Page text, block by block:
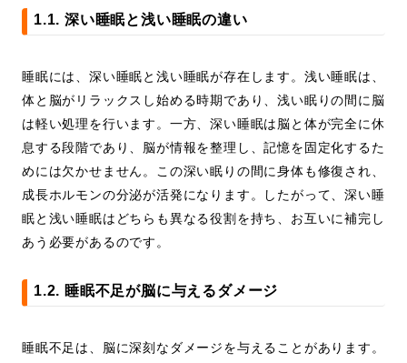
1.1. 深い睡眠と浅い睡眠の違い
睡眠には、深い睡眠と浅い睡眠が存在します。浅い睡眠は、
体と脳がリラックスし始める時期であり、浅い眠りの間に脳
は軽い処理を行います。一方、深い睡眠は脳と体が完全に休
息する段階であり、脳が情報を整理し、記憶を固定化するた
めには欠かせません。この深い眠りの間に身体も修復され、
成長ホルモンの分泌が活発になります。したがって、深い睡
眠と浅い睡眠はどちらも異なる役割を持ち、お互いに補完し
あう必要があるのです。
1.2. 睡眠不足が脳に与えるダメージ
睡眠不足は、脳に深刻なダメージを与えることがあります。